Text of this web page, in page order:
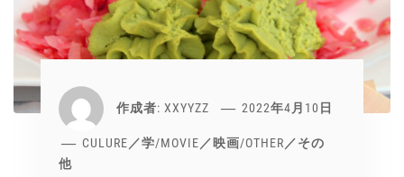
作成者: XXYYZZ 2022年4月10日
CULURE／学/MOVIE／映画/OTHER／その
他